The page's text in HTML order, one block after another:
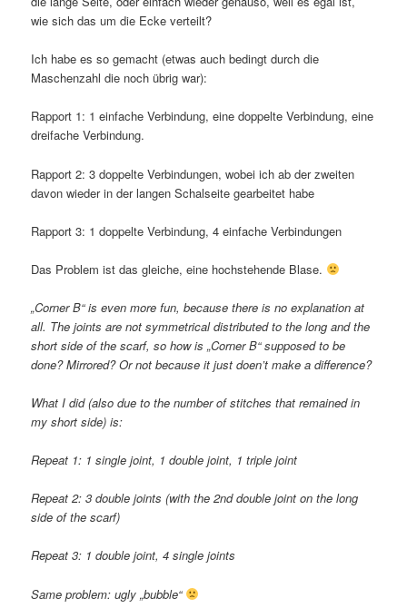
wie sich das um die Ecke verteilt?
Ich habe es so gemacht (etwas auch bedingt durch die
Maschenzahl die noch übrig war):
Rapport 1: 1 einfache Verbindung, eine doppelte Verbindung, eine
dreifache Verbindung.
Rapport 2: 3 doppelte Verbindungen, wobei ich ab der zweiten
davon wieder in der langen Schalseite gearbeitet habe
Rapport 3: 1 doppelte Verbindung, 4 einfache Verbindungen
Das Problem ist das gleiche, eine hochstehende Blase.
„Corner B“ is even more fun, because there is no explanation at
all. The joints are not symmetrical distributed to the long and the
short side of the scarf, so how is „Corner B“ supposed to be
done? Mirrored? Or not because it just doen’t make a difference?
What I did (also due to the number of stitches that remained in
my short side) is:
Repeat 1: 1 single joint, 1 double joint, 1 triple joint
Repeat 2: 3 double joints (with the 2nd double joint on the long
side of the scarf)
Repeat 3: 1 double joint, 4 single joints
Same problem: ugly „bubble“